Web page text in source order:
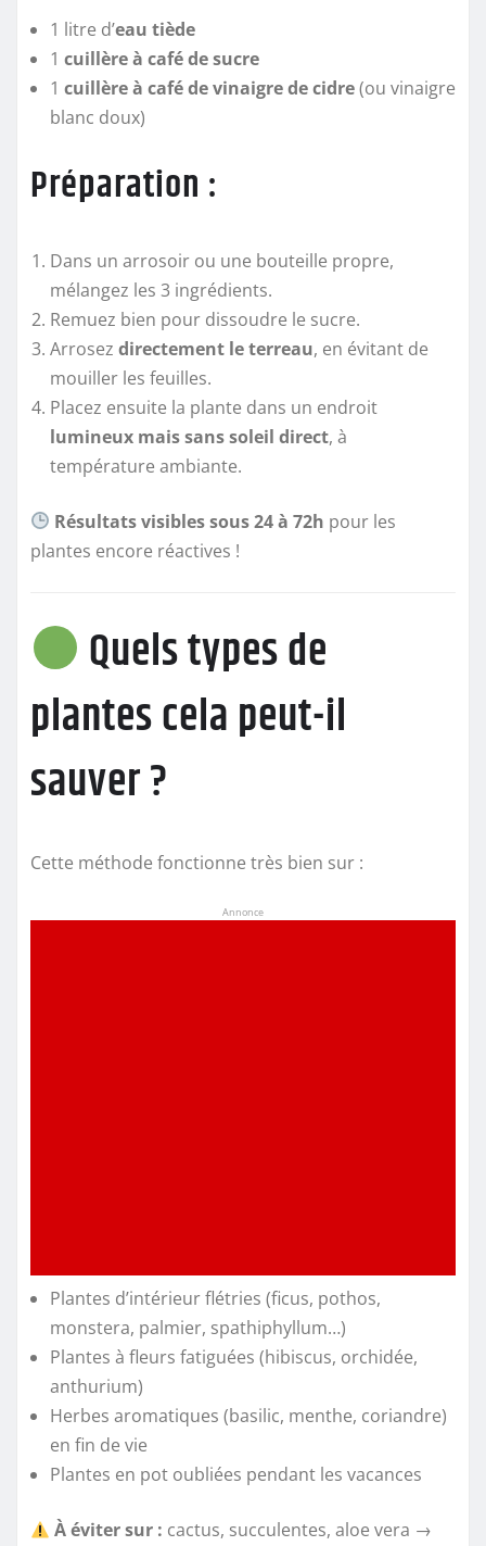
1 litre d’eau tiède
1 cuillère à café de sucre
1 cuillère à café de vinaigre de cidre(ou vinaigre
blanc doux)
Préparation :
Dans un arrosoir ou une bouteille propre,
mélangez les 3 ingrédients.
Remuez bien pour dissoudre le sucre.
Arrosez directement le terreau, en évitant de
mouiller les feuilles.
Placez ensuite la plante dans un endroit
lumineux mais sans soleil direct, à
température ambiante.
Résultats visibles sous 24 à 72h pour les
plantes encore réactives !
Quels types de
plantes cela peut-il
sauver ?
Cette méthode fonctionne très bien sur :
Annonce
Plantes d’intérieur flétries (ficus, pothos,
monstera, palmier, spathiphyllum…)
Plantes à fleurs fatiguées (hibiscus, orchidée,
anthurium)
Herbes aromatiques (basilic, menthe, coriandre)
en fin de vie
Plantes en pot oubliées pendant les vacances
À éviter sur : cactus, succulentes, aloe vera →